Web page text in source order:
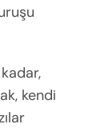
kadar,
kendi